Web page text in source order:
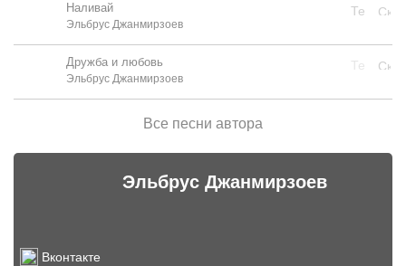
Наливай
Эльбрус Джанмирзоев
Дружба и любовь
Эльбрус Джанмирзоев
Все песни автора
Эльбрус Джанмирзоев
Вконтакте